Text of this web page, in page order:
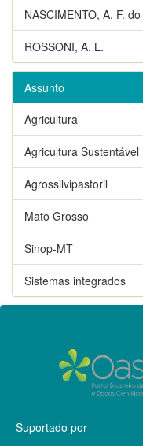
NASCIMENTO, A. F. do
ROSSONI, A. L.
Assunto
Agricultura
Agricultura Sustentável
Agrossilvipastoril
Mato Grosso
Sinop-MT
Sistemas integrados
Suportado por